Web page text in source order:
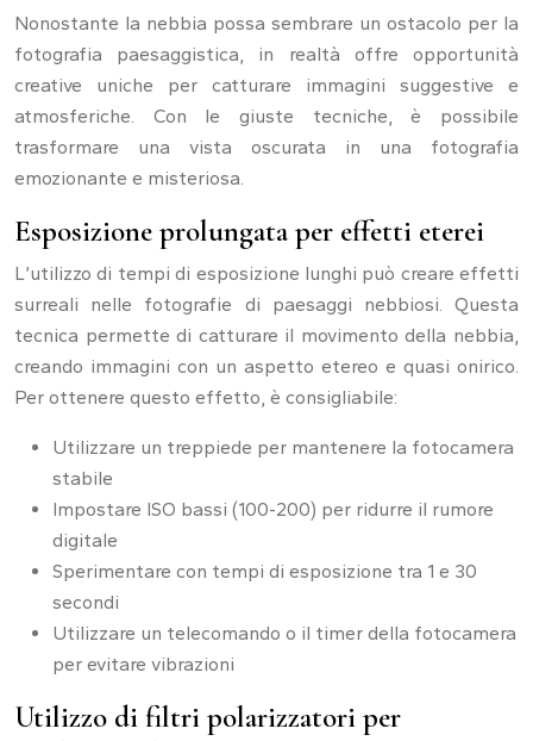
Nonostante la nebbia possa sembrare un ostacolo per la
fotografia paesaggistica, in realtà offre opportunità
creative uniche per catturare immagini suggestive e
atmosferiche. Con le giuste tecniche, è possibile
trasformare una vista oscurata in una fotografia
emozionante e misteriosa.
Esposizione prolungata per effetti eterei
L’utilizzo di tempi di esposizione lunghi può creare effetti
surreali nelle fotografie di paesaggi nebbiosi. Questa
tecnica permette di catturare il movimento della nebbia,
creando immagini con un aspetto etereo e quasi onirico.
Per ottenere questo effetto, è consigliabile:
Utilizzare un treppiede per mantenere la fotocamera
stabile
Impostare ISO bassi (100-200) per ridurre il rumore
digitale
Sperimentare con tempi di esposizione tra 1 e 30
secondi
Utilizzare un telecomando o il timer della fotocamera
per evitare vibrazioni
Utilizzo di filtri polarizzatori per